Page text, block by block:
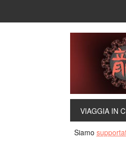
VIAGGIA IN
Siamo